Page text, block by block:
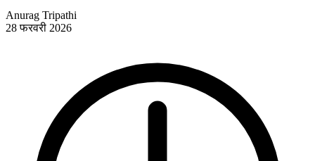
Anurag Tripathi
28 फरवरी 2026